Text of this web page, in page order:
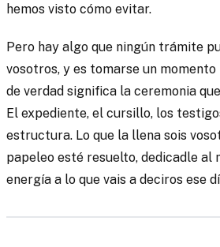
hemos visto cómo evitar.
Pero hay algo que ningún trámite
vosotros, y es tomarse un
de verdad significa la ceremonia
El expediente, el cursillo, los
estructura. Lo que la llena sois
papeleo esté resuelto, dedicadle al
energía a lo que vais a deciros ese